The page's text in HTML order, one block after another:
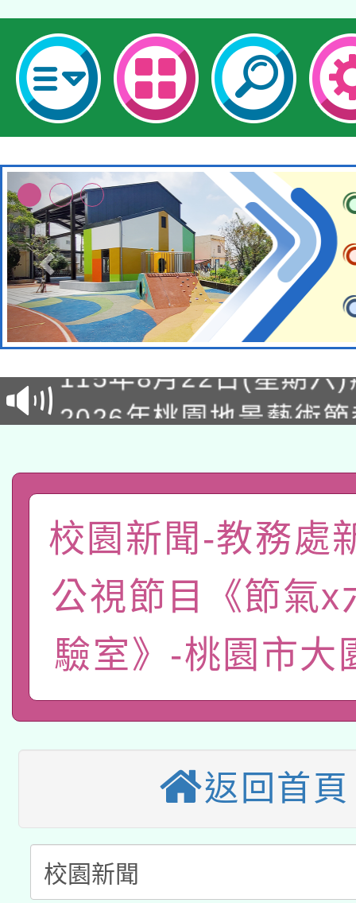
轉知經濟部水利署委託
業技術研究院辦理「
用水績優單位及節水達
桃園市孔廟祈福系列
2026年桃園地景藝術
關事宜
國立臺灣師範大學辦理
年度健康促進學校輔導
業成長研習」實施計畫
函轉國家教育研究院中
族教育國際趨勢與發展
轉知教育部國民及學前
新北市政府教育局辦理
師專業成長研習實施計
方素養工作坊新北場」
函轉國立臺灣師範大學
族語言臺北學習中心
「族語學習班」招生簡
轉知有關國立成功大學
年度COVID-19疫苗接
接種對象擴大為「滿6
月28日止
轉知經濟部水利署委託
業技術研究院辦理「
用水績優單位及節水達
動」
115年8月22日(星期六
桃園市孔廟祈福系列
開 智慧啟航」
2026年桃園地景藝術
「2026桃園藝術巡演
關事宜
轉知教育部國民及學前
校園新聞-教務處
公視節目《節氣x
驗室》-桃園市大
返回首頁